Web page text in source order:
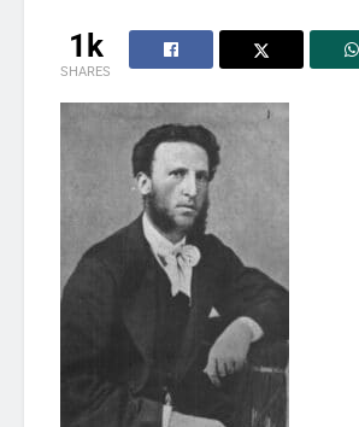
1k
SHARES